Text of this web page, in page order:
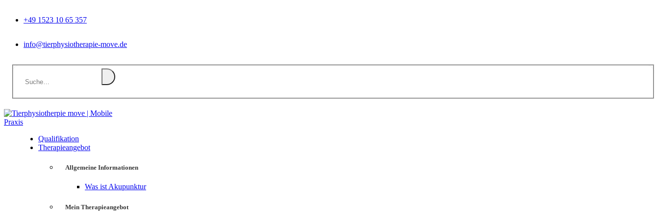
+49 1523 10 65 357
info@tierphysiotherapie-move.de
Qualifikation
Therapieangebot
Allgemeine Informationen
Was ist Akupunktur
Mein Therapieangebot